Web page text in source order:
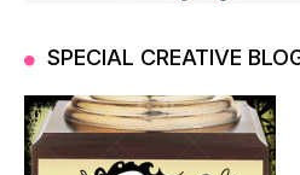
SPECIAL CREATIVE